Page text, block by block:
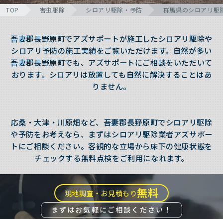
TOP 害虫駆除 シロアリ駆除・予防 群馬県のシロアリ駆
吾妻郡長野原町でアズサポートが施工したシロアリ駆除や
シロアリ予防の施工実績をご覧いただけます。自然が多い
吾妻郡長野原町でも、アズサポートにご相談をいただいて
おります。シロアリは放置しても自然に解決することはあ
りません。
応桑・大津・川原畑など、吾妻郡長野原町でシロアリ駆除
や予防をお考えなら、まずはシロアリ駆除業者アズサポー
トにご相談ください。客観的な立場から床下の健康状態を
チェックする無料点検をご利用になれます。
現地調査・お見積もり無料
まずはお気軽にご相談ください！